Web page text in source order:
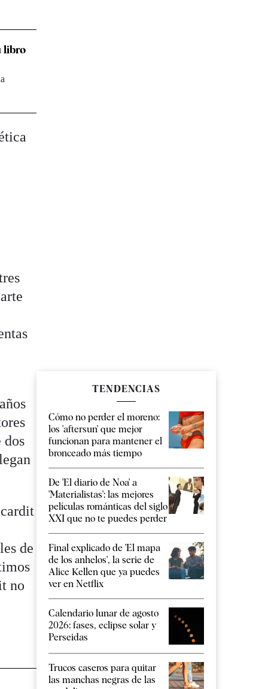
libro
dos
de
no
TENDENCIAS
Cómo no perder el moreno:
los 'aftersun' que mejor
funcionan para mantener el
bronceado más tiempo
De 'El diario de Noa' a
'Materialistas': las mejores
películas románticas del siglo
XXI que no te puedes perder
Final explicado de 'El mapa
de los anhelos', la serie de
Alice Kellen que ya puedes
ver en Netflix
Calendario lunar de agosto
2026: fases, eclipse solar y
Perseidas
Trucos caseros para quitar
las manchas negras de las